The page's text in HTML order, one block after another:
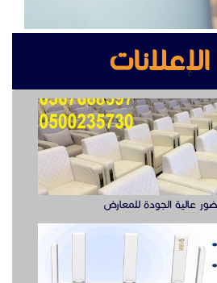
عالية الجودة للمعارض